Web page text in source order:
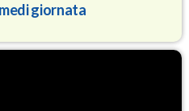
giornata